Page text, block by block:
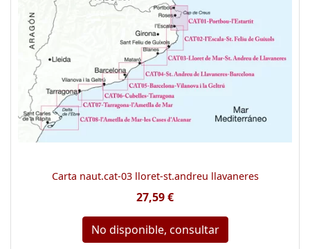
Carta naut.cat-03 lloret-st.andreu llavaneres
27,59 €
No disponible, consultar